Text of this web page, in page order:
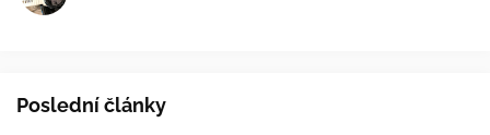
Poslední články